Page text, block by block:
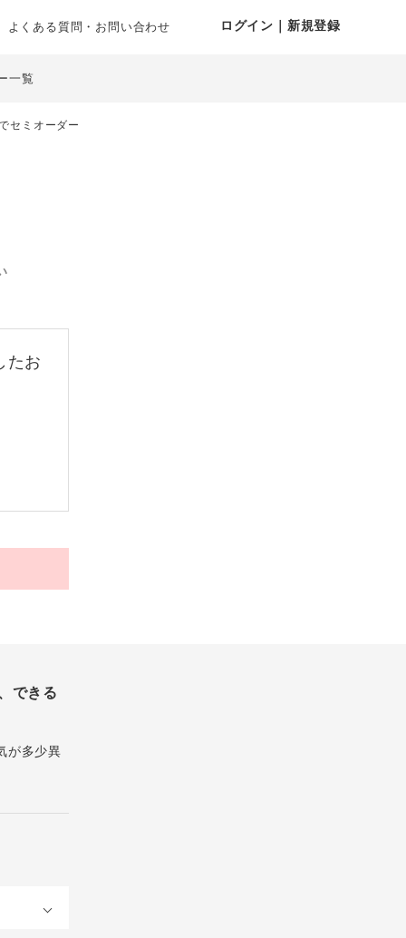
よくある質問・お問い合わせ ログイン｜新規登録
一覧
セミオーダー
たお
できる
が多少異